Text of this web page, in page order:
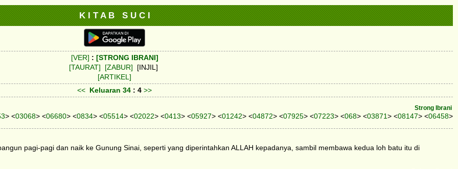
K I T A B S U C I
[VER] : [STRONG IBRANI]
[TAURAT]
[ZABUR] [INJIL]
[ARTIKEL]
<< Keluaran 34 : 4 >>
Strong Ibrani
> <03068> <06680> <0834> <05514> <02022> <0413> <05927> <01242> <04872> <07925> <07223> <068> <03871> <08147> <06458>
pagi-pagi dan naik ke Gunung Sinai, seperti yang diperintahkan ALLAH kepadanya, sambil membawa kedua loh batu itu di